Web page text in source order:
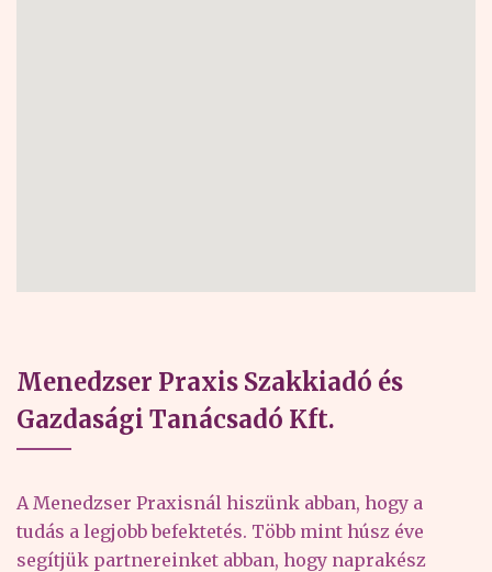
Menedzser Praxis Szakkiadó és
Gazdasági Tanácsadó Kft.
A Menedzser Praxisnál hiszünk abban, hogy a
tudás a legjobb befektetés. Több mint húsz éve
segítjük partnereinket abban, hogy naprakész